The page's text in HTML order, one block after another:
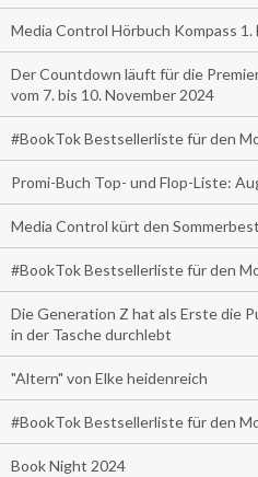
Media Control Hörbuch Kompass 1.
Der Countdown läuft für die
vom 7. bis 10. November 2024
#BookTok Bestsellerliste für den
Promi-Buch Top- und Flop-Liste:
Media Control kürt den
#BookTok Bestsellerliste für den
Die Generation Z hat als Erste die
in der Tasche durchlebt
"Altern" von Elke heidenreich
#BookTok Bestsellerliste für den
Book Night 2024